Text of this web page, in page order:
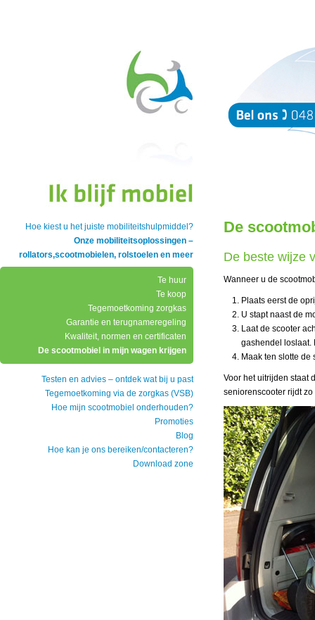
Hoe kiest u het juiste mobiliteitshulpmiddel?
Onze mobiliteitsoplossingen –
rollators,scootmobielen, rolstoelen en meer
Te huur
Te koop
Tegemoetkoming zorgkas
Garantie en terugnameregeling
Kwaliteit, normen en certificaten
De scootmobiel in mijn wagen krijgen
Testen en advies – ontdek wat bij u past
Tegemoetkoming via de zorgkas (VSB)
Hoe mijn scootmobiel onderhouden?
Promoties
Blog
Hoe kan je ons bereiken/contacteren?
Download zone
De
De beste wijze
Wanneer u de
Plaats eerst de
U stapt naast de
Laat de scooter
gashendel loslaat.
Maak ten slotte
Voor het uitrijden staat
seniorenscooter rijdt